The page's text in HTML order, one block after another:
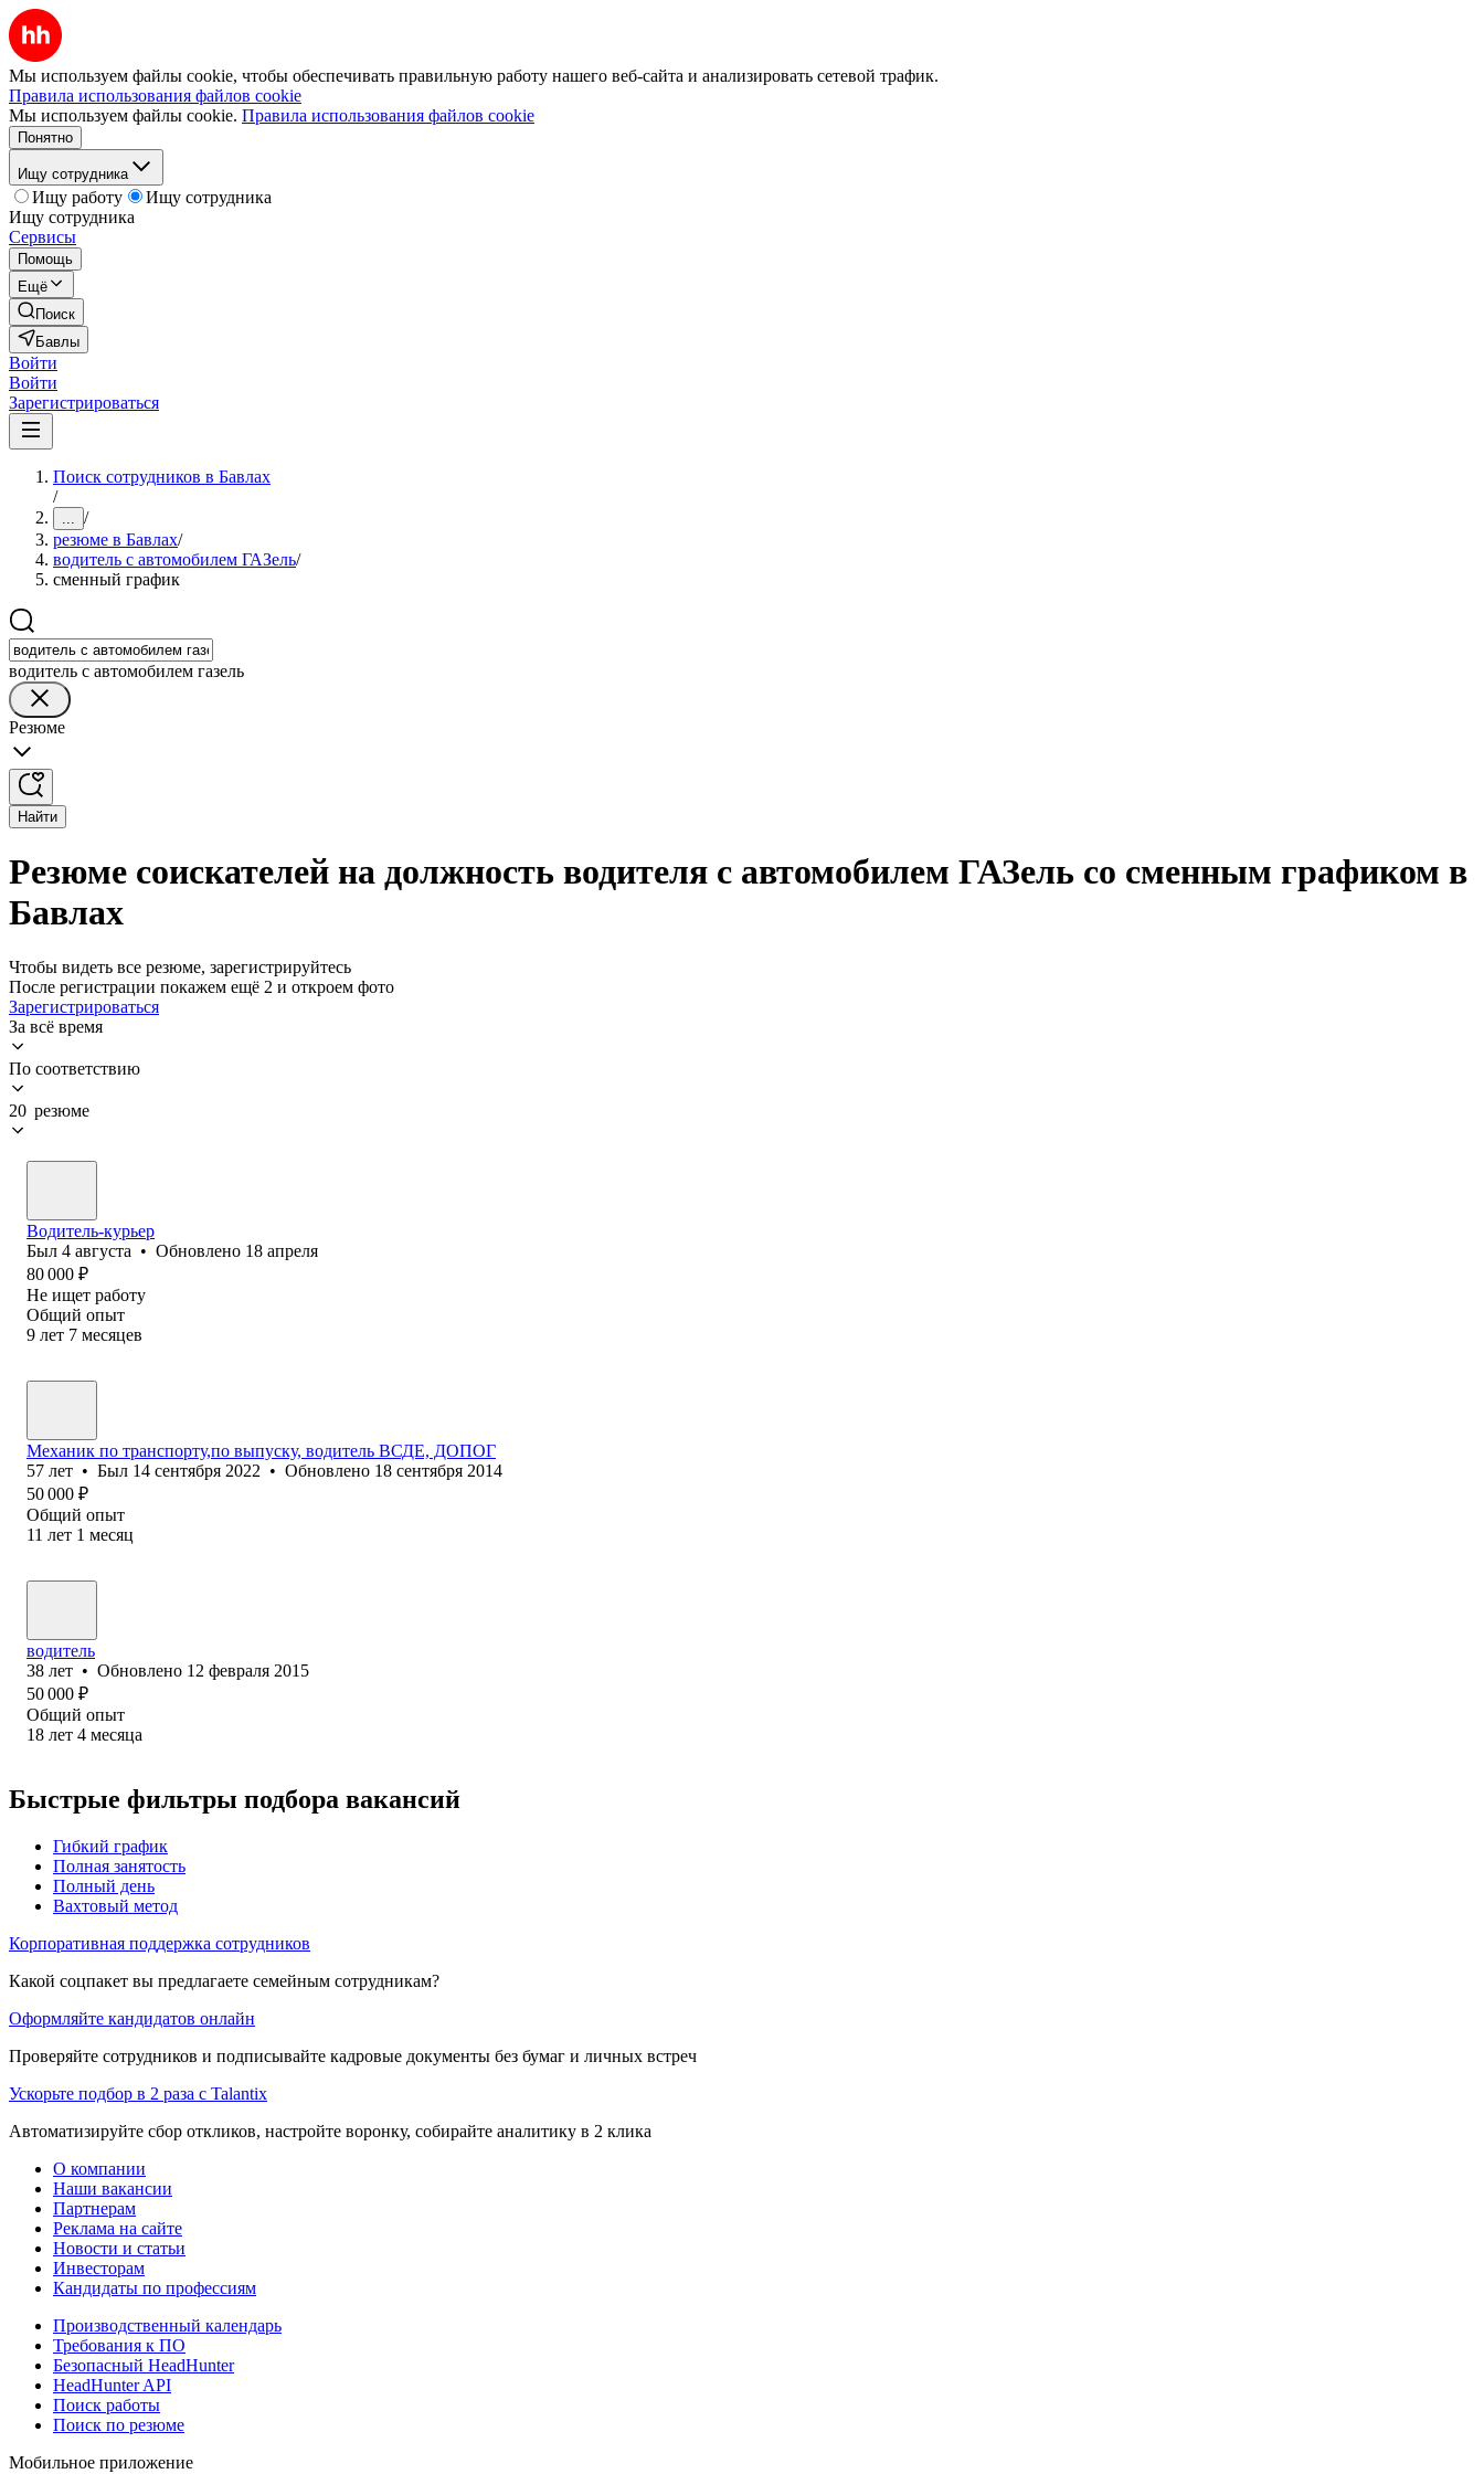
Мы используем файлы cookie, чтобы обеспечивать правильную работу нашего веб-сайта и анализировать сетевой трафик.
Правила использования файлов cookie
Мы используем файлы cookie. Правила использования файлов cookie
Понятно
Ищу сотрудника
Ищу работу
Ищу сотрудника
Ищу сотрудника
Сервисы
Помощь
Ещё
Поиск
Бавлы
Войти
Войти
Зарегистрироваться
Поиск сотрудников в Бавлах
/
... /
резюме в Бавлах/
водитель с автомобилем ГАЗель/
сменный график
водитель с автомобилем газель
Резюме
Найти
Резюме соискателей на должность водителя с автомобилем ГАЗель со сменным графиком в
Бавлах
Чтобы видеть все резюме, зарегистрируйтесь
После регистрации покажем ещё 2 и откроем фото
Зарегистрироваться
За всё время
По соответствию
20 резюме
Водитель-курьер
Был 4 августа • Обновлено 18 апреля
80 000 ₽
Не ищет работу
Общий опыт
9 лет 7 месяцев
Механик по транспорту,по выпуску, водитель ВСДЕ, ДОПОГ
57 лет • Был 14 сентября 2022 • Обновлено 18 сентября 2014
50 000 ₽
Общий опыт
11 лет 1 месяц
водитель
38 лет • Обновлено 12 февраля 2015
50 000 ₽
Общий опыт
18 лет 4 месяца
Быстрые фильтры подбора вакансий
Гибкий график
Полная занятость
Полный день
Вахтовый метод
Корпоративная поддержка сотрудников
Какой соцпакет вы предлагаете семейным сотрудникам?
Оформляйте кандидатов онлайн
Проверяйте сотрудников и подписывайте кадровые документы без бумаг и личных встреч
Ускорьте подбор в 2 раза с Talantix
Автоматизируйте сбор откликов, настройте воронку, собирайте аналитику в 2 клика
О компании
Наши вакансии
Партнерам
Реклама на сайте
Новости и статьи
Инвесторам
Кандидаты по профессиям
Производственный календарь
Требования к ПО
Безопасный HeadHunter
HeadHunter API
Поиск работы
Поиск по резюме
Мобильное приложение